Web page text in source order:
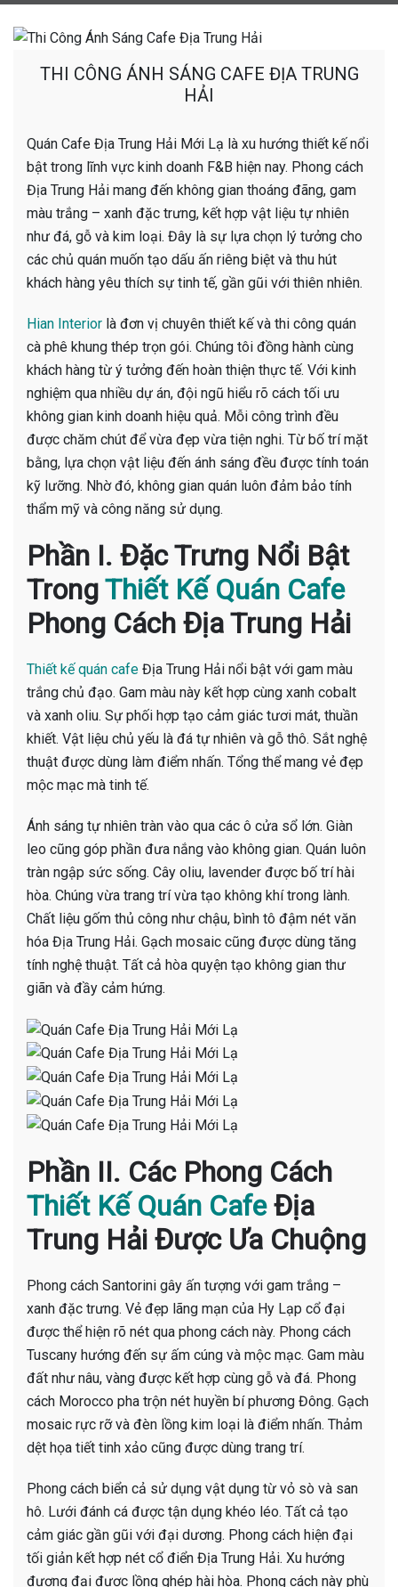
THI CÔNG ÁNH SÁNG CAFE ĐỊA TRUNG
HẢI
Quán Cafe Địa Trung Hải Mới Lạ là xu hướng thiết kế nổi
bật trong lĩnh vực kinh doanh F&B hiện nay. Phong cách
Địa Trung Hải mang đến không gian thoáng đãng, gam
màu trắng – xanh đặc trưng, kết hợp vật liệu tự nhiên
như đá, gỗ và kim loại. Đây là sự lựa chọn lý tưởng cho
các chủ quán muốn tạo dấu ấn riêng biệt và thu hút
khách hàng yêu thích sự tinh tế, gần gũi với thiên nhiên.
Hian Interior là đơn vị chuyên thiết kế và thi công quán
cà phê khung thép trọn gói. Chúng tôi đồng hành cùng
khách hàng từ ý tưởng đến hoàn thiện thực tế. Với kinh
nghiệm qua nhiều dự án, đội ngũ hiểu rõ cách tối ưu
không gian kinh doanh hiệu quả. Mỗi công trình đều
được chăm chút để vừa đẹp vừa tiện nghi. Từ bố trí mặt
bằng, lựa chọn vật liệu đến ánh sáng đều được tính toán
kỹ lưỡng. Nhờ đó, không gian quán luôn đảm bảo tính
thẩm mỹ và công năng sử dụng.
Phần I. Đặc Trưng Nổi Bật
TrongThiết Kế Quán Cafe
Phong Cách Địa Trung Hải
Thiết kế quán cafe Địa Trung Hải nổi bật với gam màu
trắng chủ đạo. Gam màu này kết hợp cùng xanh cobalt
và xanh oliu. Sự phối hợp tạo cảm giác tươi mát, thuần
khiết. Vật liệu chủ yếu là đá tự nhiên và gỗ thô. Sắt nghệ
thuật được dùng làm điểm nhấn. Tổng thể mang vẻ đẹp
mộc mạc mà tinh tế.
Ánh sáng tự nhiên tràn vào qua các ô cửa sổ lớn. Giàn
leo cũng góp phần đưa nắng vào không gian. Quán luôn
tràn ngập sức sống. Cây oliu, lavender được bố trí hài
hòa. Chúng vừa trang trí vừa tạo không khí trong lành.
Chất liệu gốm thủ công như chậu, bình tô đậm nét văn
hóa Địa Trung Hải. Gạch mosaic cũng được dùng tăng
tính nghệ thuật. Tất cả hòa quyện tạo không gian thư
giãn và đầy cảm hứng.
Phần II. Các Phong Cách
Thiết Kế Quán CafeĐịa
Trung Hải Được Ưa Chuộng
Phong cách Santorini gây ấn tượng với gam trắng –
xanh đặc trưng. Vẻ đẹp lãng mạn của Hy Lạp cổ đại
được thể hiện rõ nét qua phong cách này. Phong cách
Tuscany hướng đến sự ấm cúng và mộc mạc. Gam màu
đất như nâu, vàng được kết hợp cùng gỗ và đá. Phong
cách Morocco pha trộn nét huyền bí phương Đông. Gạch
mosaic rực rỡ và đèn lồng kim loại là điểm nhấn. Thảm
dệt họa tiết tinh xảo cũng được dùng trang trí.
Phong cách biển cả sử dụng vật dụng từ vỏ sò và san
hô. Lưới đánh cá được tận dụng khéo léo. Tất cả tạo
cảm giác gần gũi với đại dương. Phong cách hiện đại
tối giản kết hợp nét cổ điển Địa Trung Hải. Xu hướng
đương đại được lồng ghép hài hòa. Phong cách này phù